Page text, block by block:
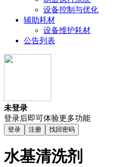
设备控制与优化
辅助耗材
设备维护耗材
公告列表
未登录
登录后即可体验更多功能
登录 注册 找回密码
水基清洗剂